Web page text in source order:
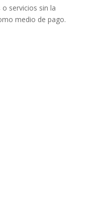
servicios sin la
medio de pago.